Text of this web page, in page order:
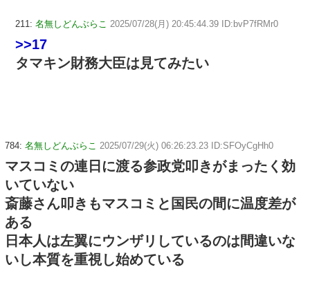
211: 名無しどんぶらこ 2025/07/28(月) 20:45:44.39 ID:bvP7fRMr0
>>17
タマキン財務大臣は見てみたい
784: 名無しどんぶらこ 2025/07/29(火) 06:26:23.23 ID:SFOyCgHh0
マスコミの連日に渡る参政党叩きがまったく効
いていない
斎藤さん叩きもマスコミと国民の間に温度差が
ある
日本人は左翼にウンザリしているのは間違いな
いし本質を重視し始めている